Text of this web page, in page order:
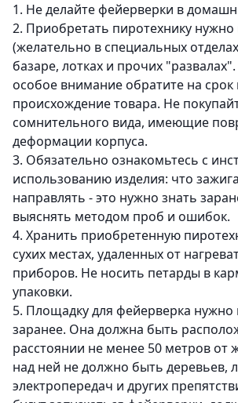
1. Не делайте фейерверки в
2. Приобретать пиротехнику нужно
(желательно в специальных
базаре, лотках и прочих
особое внимание обратите на срок
происхождение товара. Не
сомнительного вида, имеющие
деформации корпуса.
3. Обязательно ознакомьтесь с
использованию изделия: что
направлять - это нужно знать
выяснять методом проб и ошибок.
4. Хранить приобретенную
сухих местах, удаленных от
приборов. Не носить петарды в
упаковки.
5. Площадку для фейерверка нужно
заранее. Она должна быть
расстоянии не менее 50 метров от
над ней не должно быть деревьев,
электропередач и других